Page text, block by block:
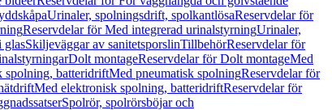
Urinaler, spolningsdrift, spolkantlösaReservdelar för
Reservdelar för Med integrerad urinalstyrningUrinaler,
glasSkiljeväggar av sanitetsporslinTillbehörReservdelar för
Dolt montageReservdelar för Dolt montageMed
spolning, batteridriftMed pneumatisk spolningReservdelar för
Med elektronisk spolning, batteridriftReservdelar för
Spolrör, spolrörsböjar och